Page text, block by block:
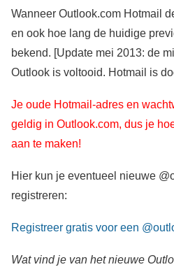
Wanneer Outlook.com Hotmail
en ook hoe lang de huidige
bekend. [Update mei 2013: de
Outlook is voltooid. Hotmail is
Je oude Hotmail-adres en
geldig in Outlook.com, dus je
aan te maken!
Hier kun je eventueel nieuwe
registreren:
Registreer gratis voor een
Wat vind je van het nieuwe